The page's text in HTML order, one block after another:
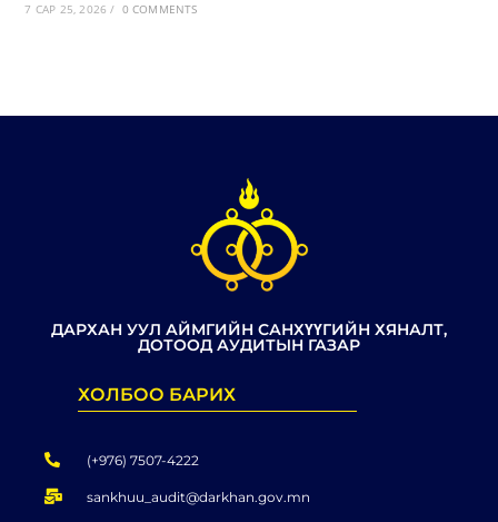
7 САР 25, 2026 / 0 COMMENTS
ДАРХАН УУЛ АЙМГИЙН САНХҮҮГИЙН ХЯНАЛТ,
ДОТООД АУДИТЫН ГАЗАР
ХОЛБОО БАРИХ
(+976) 7507-4222
sankhuu_audit@darkhan.gov.mn